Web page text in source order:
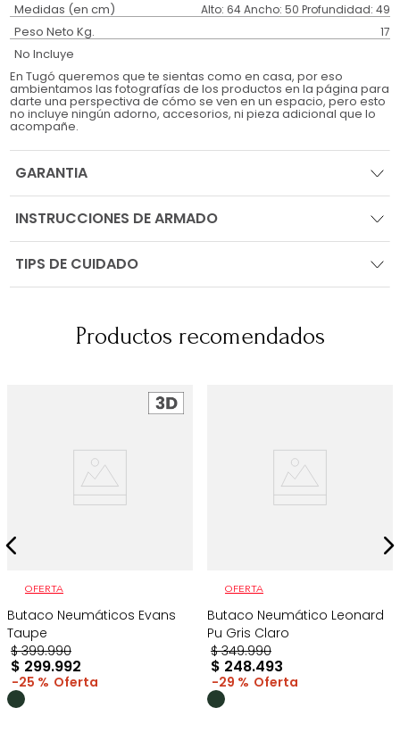
Medidas (en cm) Alto: 64 Ancho: 50 Profundidad: 49
Peso Neto Kg. 17
No Incluye
En Tugó queremos que te sientas como en casa, por eso
ambientamos las fotografías de los productos en la página para
darte una perspectiva de cómo se ven en un espacio, pero esto
no incluye ningún adorno, accesorios, ni pieza adicional que lo
acompañe.
GARANTIA
INSTRUCCIONES DE ARMADO
TIPS DE CUIDADO
Productos recomendados
OFERTA
Butaco Neumáticos Evans
Taupe
$ 399.990
$ 299.992
25 %
OFERTA
Butaco Neumático Leonard
Pu Gris Claro
$ 349.990
$ 248.493
29 %